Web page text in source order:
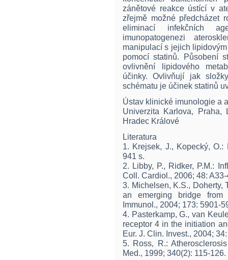
zánětové reakce ústící v
zřejmě možné předcházet
eliminací infekčních
imunopatogenezi
manipulací s jejich
pomocí statinů. Působení
ovlivnění lipidového
účinky. Ovlivňují jak
schématu je účinek statinů
Ústav klinické imunologie a
Univerzita Karlova, Praha,
Hradec Králové
Literatura
1. Krejsek, J., Kopecký,
941 s.
2. Libby, P., Ridker, P.M.:
Coll. Cardiol., 2006; 48:
3. Michelsen, K.S., Doherty,
an emerging bridge from
Immunol., 2004; 173: 5901-
4. Pasterkamp, G., van
receptor 4 in the initiation
Eur. J. Clin. Invest., 2004;
5. Ross, R.:
Med., 1999; 340(2): 115-126.